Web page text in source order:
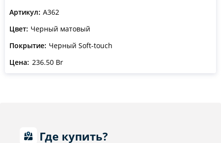
Артикул: A362
Цвет: Черный матовый
Покрытие: Черный Soft-touch
Цена: 236.50 Br
Где купить?